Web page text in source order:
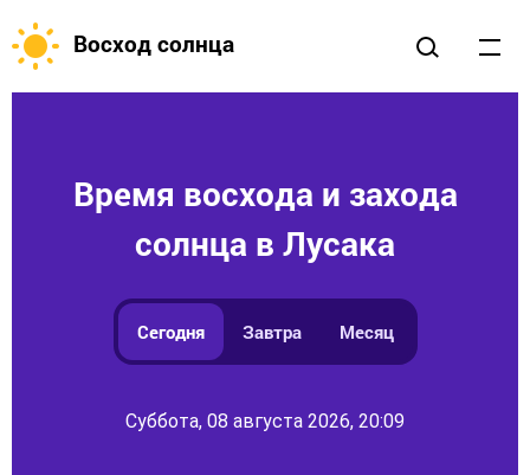
Восход солнца
Время восхода и захода
солнца в Лусака
Сегодня Завтра Месяц
Суббота, 08 августа 2026, 20:09